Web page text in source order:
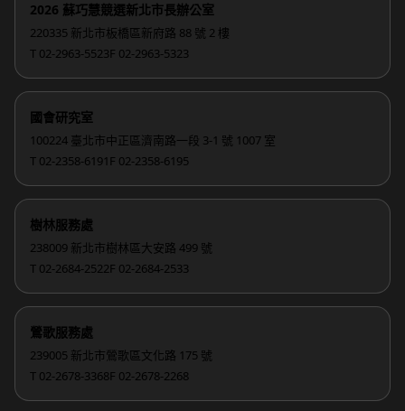
2026 蘇巧慧競選新北市長辦公室
220335 新北市板橋區新府路 88 號 2 樓
T 02-2963-5523F 02-2963-5323
國會研究室
100224 臺北市中正區濟南路一段 3-1 號 1007 室
T 02-2358-6191 F 02-2358-6195
樹林服務處
238009 新北市樹林區大安路 499 號
T 02-2684-2522F 02-2684-2533
鶯歌服務處
239005 新北市鶯歌區文化路 175 號
T 02-2678-3368F 02-2678-2268